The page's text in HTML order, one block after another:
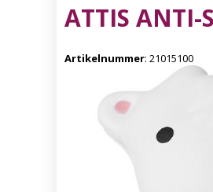
ATTIS ANTI-
Artikelnummer: 21015100